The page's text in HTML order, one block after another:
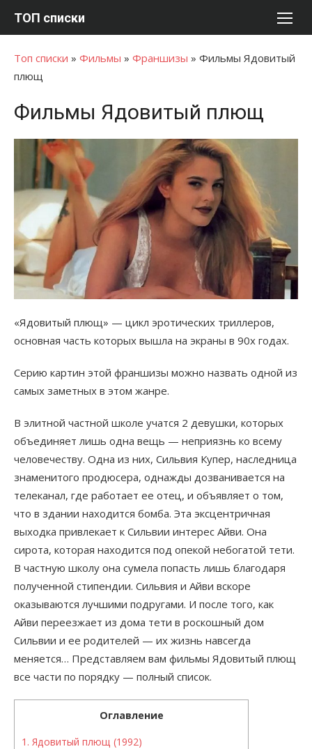
ТОП списки
Топ списки » Фильмы » Франшизы » Фильмы Ядовитый
плющ
Фильмы Ядовитый плющ
«Ядовитый плющ» — цикл эротических триллеров,
основная часть которых вышла на экраны в 90х годах.
Серию картин этой франшизы можно назвать одной из
самых заметных в этом жанре.
В элитной частной школе учатся 2 девушки, которых
объединяет лишь одна вещь — неприязнь ко всему
человечеству. Одна из них, Сильвия Купер, наследница
знаменитого продюсера, однажды дозванивается на
телеканал, где работает ее отец, и объявляет о том,
что в здании находится бомба. Эта эксцентричная
выходка привлекает к Сильвии интерес Айви. Она
сирота, которая находится под опекой небогатой тети.
В частную школу она сумела попасть лишь благодаря
полученной стипендии. Сильвия и Айви вскоре
оказываются лучшими подругами. И после того, как
Айви переезжает из дома тети в роскошный дом
Сильвии и ее родителей — их жизнь навсегда
меняется… Представляем вам фильмы Ядовитый плющ
все части по порядку — полный список.
Оглавление
1. Ядовитый плющ (1992)